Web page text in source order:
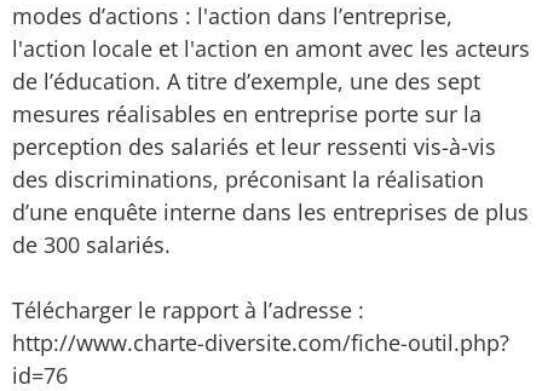
modes d’actions : l'action dans l’entreprise,
l'action locale et l'action en amont avec les acteurs
de l’éducation. A titre d’exemple, une des sept
mesures réalisables en entreprise porte sur la
perception des salariés et leur ressenti vis-à-vis
des discriminations, préconisant la réalisation
d’une enquête interne dans les entreprises de plus
de 300 salariés.
Télécharger le rapport à l’adresse :
http://www.charte-diversite.com/fiche-outil.php?
id=76